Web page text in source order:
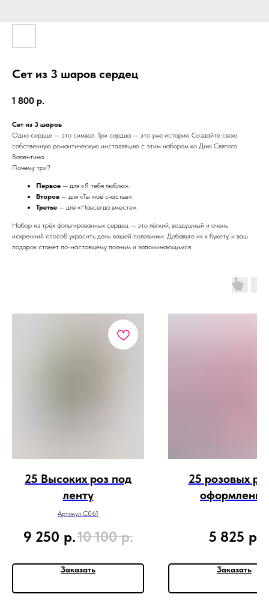
Сет из 3 шаров сердец
1 800 р.
Сет из 3 шаров
Одно сердце — это символ. Три сердца — это уже история. Создайте свою
собственную романтическую инсталляцию с этим набором ко Дню Святого
Валентина.
Почему три?
Первое — для «Я тебя люблю».
Второе — для «Ты моё счастье».
Третье — для «Навсегда вместе».
Набор из трёх фольгированных сердец — это лёгкий, воздушный и очень
искренний способ украсить день вашей половинки. Добавьте их к букету, и ваш
подарок станет по-настоящему полным и запоминающимся.
25 Высоких роз под
ленту
Артикул C061
9 250 р.10 100 р.
Заказать
25 розовых
оформлении
5 825 р.
Заказать
БУКЕТ НЕВЕСТЫ
БЛОГ
ДОСТАВКА И ОПЛАТА
ГАРАНТИИ И ВОЗВРАТ
ОТЗЫВЫ